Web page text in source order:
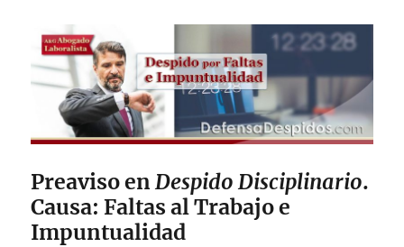
Preaviso enDespido Disciplinario.
Causa: Faltas al Trabajo e
Impuntualidad